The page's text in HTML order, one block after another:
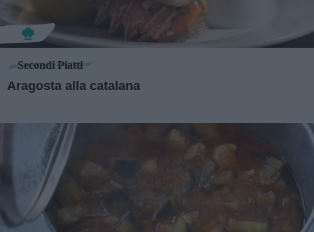
Secondi Piatti
Aragosta alla catalana